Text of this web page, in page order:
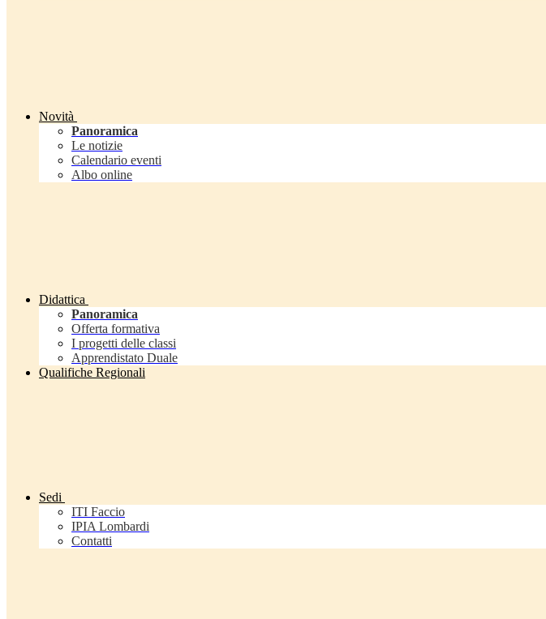
Novità
Panoramica
Le notizie
Calendario eventi
Albo online
Didattica
Panoramica
Offerta formativa
I progetti delle classi
Apprendistato Duale
Qualifiche Regionali
Sedi
ITI Faccio
IPIA Lombardi
Contatti